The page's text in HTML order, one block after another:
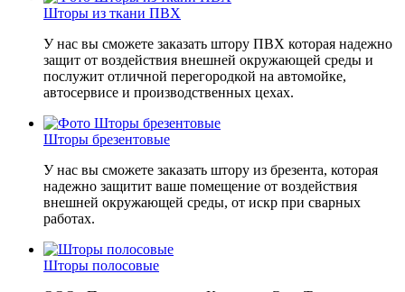
Шторы из ткани ПВХ
У нас вы сможете заказать штору ПВХ которая надежно
защит от воздействия внешней окружающей среды и
послужит отличной перегородкой на автомойке,
автосервисе и производственных цехах.
Шторы брезентовые
У нас вы сможете заказать штору из брезента, которая
надежно защитит ваше помещение от воздействия
внешней окружающей среды, от искр при сварных
работах.
Шторы полосовые